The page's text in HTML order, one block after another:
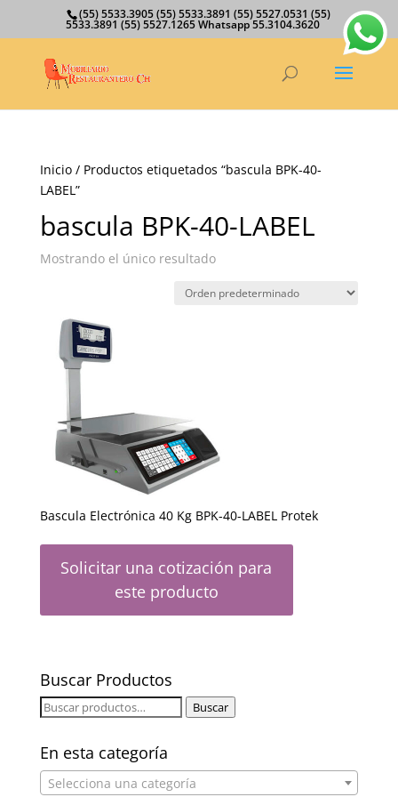
(55) 5533.3905 (55) 5533.3891 (55) 5527.0531 (55)
5533.3891 (55) 5527.1265 Whatsapp 55.3104.3620
Inicio/ Productos etiquetados “bascula BPK-40-
LABEL”
bascula BPK-40-LABEL
Mostrando el único resultado
Bascula Electrónica 40 Kg BPK-40-LABEL Protek
Solicitar una cotización para
este producto
Buscar Productos
Buscar
Buscar
En esta categoría
Selecciona una categoría